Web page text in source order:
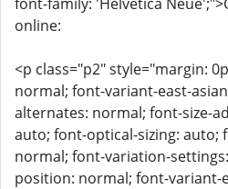
online:
<p class="p2" style="margin:
normal; font-variant-east-
alternates: normal; font-size-
auto; font-optical-sizing: auto;
normal; font-variation-
position: normal; font-variant-